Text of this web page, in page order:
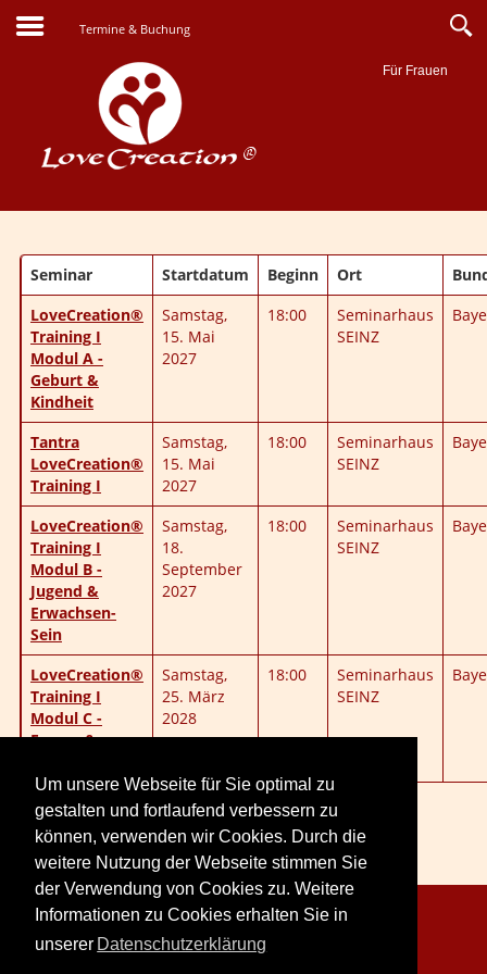
Um unsere Webseite für Sie optimal zu
gestalten und fortlaufend verbessern zu
können, verwenden wir Cookies. Durch die
weitere Nutzung der Webseite stimmen Sie
der Verwendung von Cookies zu. Weitere
Informationen zu Cookies erhalten Sie in
unserer Datenschutzerklärung
Termine & Buchung
Für Frauen
Suche
Seminar Startdatum Beginn Ort
LoveCreation®
Training I
Modul A -
Geburt &
Kindheit
Samstag,
15. Mai
2027
18:00
Seminarhaus
SEINZ
Tantra
LoveCreation®
Training I
Samstag,
15. Mai
2027
18:00
Seminarhaus
SEINZ
LoveCreation®
Training I
Modul B -
Jugend &
Erwachsen-
Sein
Samstag,
18.
September
2027
18:00
Seminarhaus
SEINZ
LoveCreation®
Training I
Modul C -
Essenz &
Samstag,
25. März
2028
18:00
Seminarhaus
SEINZ